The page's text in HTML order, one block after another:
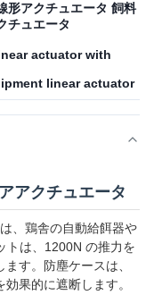
形アクチュエータ 飼料
チュエータ
actuator with
linear actuator
アクチュエータ
、鶏舎の自動給餌器や
トは、1200N の推力を
す。防塵ケースは、
果的に遮断します。